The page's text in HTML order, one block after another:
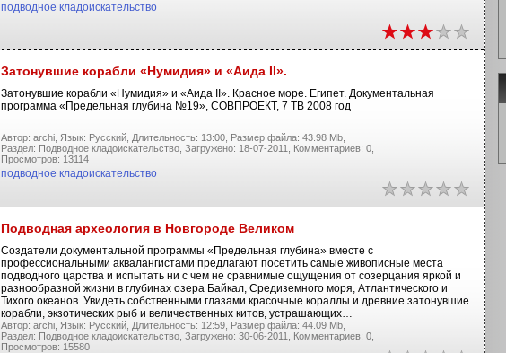
подводное кладоискательство
Затонувшие корабли «Нумидия» и «Аида II».
Затонувшие корабли «Нумидия» и «Аида II». Красное море. Египет. Документальная
программа «Предельная глубина №19», СОВПРОЕКТ, 7 ТВ 2008 год
Автор: archi, Язык: Русский, Длительность: 13:00, Размер файла: 43.98 Mb,
Раздел: Подводное кладоискательство, Загружено: 18-07-2011,
Комментариев: 0,
Просмотров: 13114
подводное кладоискательство
Подводная археология в Новгороде Великом
Создатели документальной программы «Предельная глубина» вместе с
профессиональными аквалангистами предлагают посетить самые живописные места
подводного царства и испытать ни с чем не сравнимые ощущения от созерцания яркой и
разнообразной жизни в глубинах озера Байкал, Средиземного моря, Атлантического и
Тихого океанов. Увидеть собственными глазами красочные кораллы и древние затонувшие
корабли, экзотических рыб и величественных китов, устрашающих…
Автор: archi, Язык: Русский, Длительность: 12:59, Размер файла: 44.09 Mb,
Раздел: Подводное кладоискательство, Загружено: 30-06-2011,
Комментариев: 0,
Просмотров: 15580